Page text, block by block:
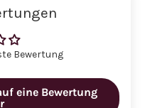
Bewertung
eine Bewertung